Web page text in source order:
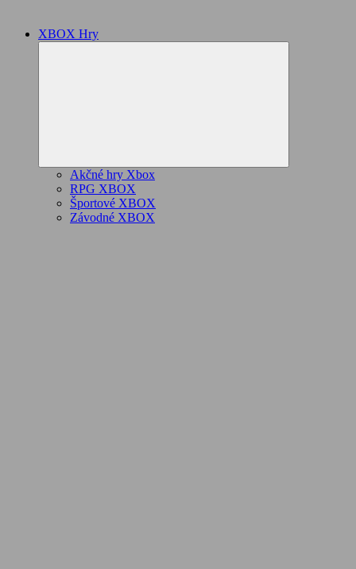
XBOX Hry
Akčné hry Xbox
RPG XBOX
Športové XBOX
Závodné XBOX